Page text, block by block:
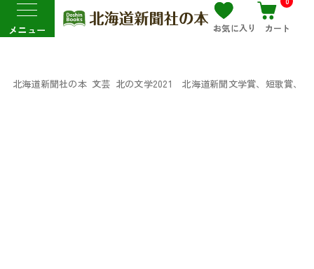
メニュー お気に入り カート
北海道新聞社の本 文芸 北の文学2021 北海道新聞文学賞、短歌賞、俳